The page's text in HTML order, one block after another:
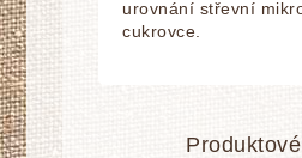
urovnání střevní
cukrovce.